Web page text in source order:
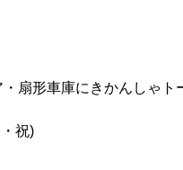
扇形車庫にきかんしゃト
祝)